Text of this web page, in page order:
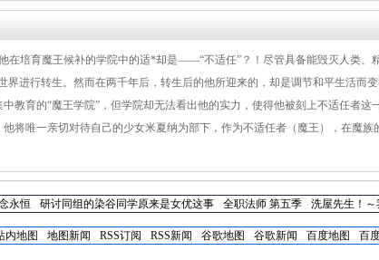
培育魔王候补的学院中的适*却是——“不适任”？！尽管具备能毁灭人类、
界进行转生。然而在两千年后，转生后的他所迎来的，却是调节和平生活而
教育的“魔王学院”，但学院却无法看出他的实力，使得他被刻上不适任者
将唯一亲切对待自己的少女米夏纳为部下，作为不适任者（魔王），在魔
永恒 研讨同组的染谷同学原来是女优这事 全职法师 第五季 洗屋先生！～
内地图 地图新闻 RSS订阅 RSS新闻 谷歌地图 谷歌新闻 百度地图 百